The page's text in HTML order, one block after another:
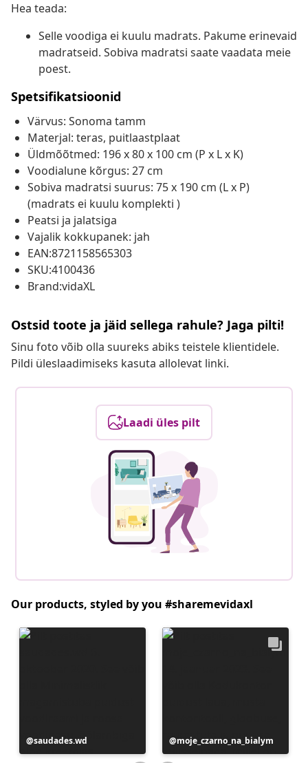
Hea teada:
Selle voodiga ei kuulu madrats. Pakume erinevaid
madratseid. Sobiva madratsi saate vaadata meie
poest.
Spetsifikatsioonid
Värvus: Sonoma tamm
Materjal: teras, puitlaastplaat
Üldmõõtmed: 196 x 80 x 100 cm (P x L x K)
Voodialune kõrgus: 27 cm
Sobiva madratsi suurus: 75 x 190 cm (L x P)
(madrats ei kuulu komplekti )
Peatsi ja jalatsiga
Vajalik kokkupanek: jah
EAN:8721158565303
SKU:4100436
Brand:vidaXL
Ostsid toote ja jäid sellega rahule? Jaga pilti!
Sinu foto võib olla suureks abiks teistele klientidele.
Pildi üleslaadimiseks kasuta allolevat linki.
Laadi üles pilt
Our products, styled by you #sharemevidaxl
Postitus
avaldatud
saudades.wd
Postitus
avaldatud
moje_czarno_na_bialym